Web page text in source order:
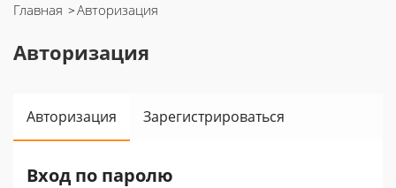
Главная Авторизация
Авторизация
Авторизация Зарегистрироваться
Вход по паролю